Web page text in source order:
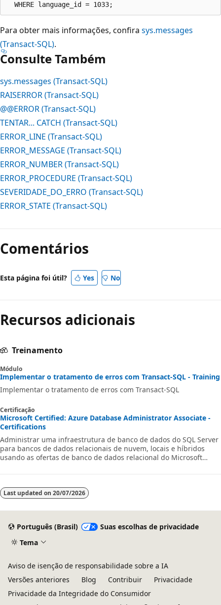
Para obter mais informações, confira sys.messages
(Transact-SQL).
Consulte Também
sys.messages (Transact-SQL)
RAISERROR (Transact-SQL)
@@ERROR (Transact-SQL)
TENTAR... CATCH (Transact-SQL)
ERROR_LINE (Transact-SQL)
ERROR_MESSAGE (Transact-SQL)
ERROR_NUMBER (Transact-SQL)
ERROR_PROCEDURE (Transact-SQL)
SEVERIDADE_DO_ERRO (Transact-SQL)
ERROR_STATE (Transact-SQL)
Comentários
Esta página foi útil? Yes No
Recursos adicionais
Treinamento
Módulo
Implementar o tratamento de erros com Transact-SQL - Training
Implementar o tratamento de erros com Transact-SQL
Certificação
Microsoft Certified: Azure Database Administrator Associate -
Certifications
Administrar uma infraestrutura de banco de dados do SQL Server
para bancos de dados relacionais de nuvem, locais e híbridos
usando as ofertas de banco de dados relacional do Microsoft
Last updated on 20/07/2026
Português (Brasil)
Suas escolhas de privacidade
Tema
Aviso de isenção de responsabilidade sobre a IA
Versões anteriores
Blog Contribuir
Privacidade
Privacidade da Integridade do Consumidor